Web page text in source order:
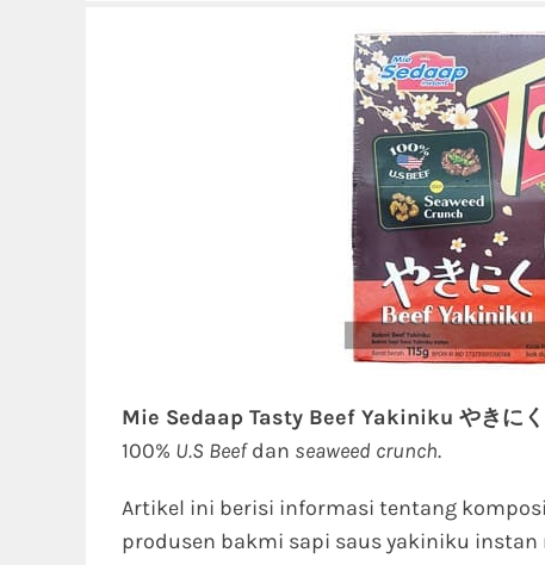
Mie Sedaap Tasty Beef Yakiniku やきにく
100% U.S Beefdan seaweed crunch.
Artikel ini berisi informasi tentang
produsen bakmi sapi saus yakiniku instan